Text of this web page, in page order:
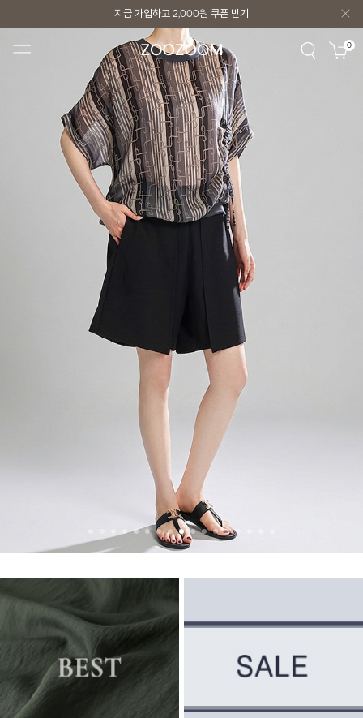
지금 가입하고 2,000원 쿠폰 받기
지금 가입하고 2,000원쿠폰 받기 0